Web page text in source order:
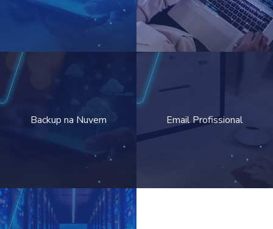
Backup na Nuvem Email Profissional